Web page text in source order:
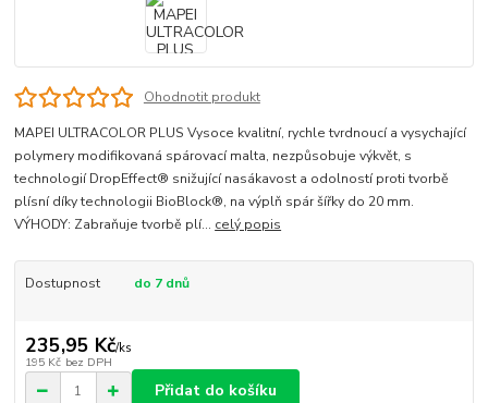
Ohodnotit produkt
MAPEI ULTRACOLOR PLUS Vysoce kvalitní, rychle tvrdnoucí a vysychající
polymery modifikovaná spárovací malta, nezpůsobuje výkvět, s
technologií DropEffect® snižující nasákavost a odolností proti tvorbě
plísní díky technologii BioBlock®, na výplň spár šířky do 20 mm.
VÝHODY: Zabraňuje tvorbě plí... celý popis
Dostupnost do 7 dnů
235,95 Kč/ks
195 Kč bez DPH
Přidat do košíku